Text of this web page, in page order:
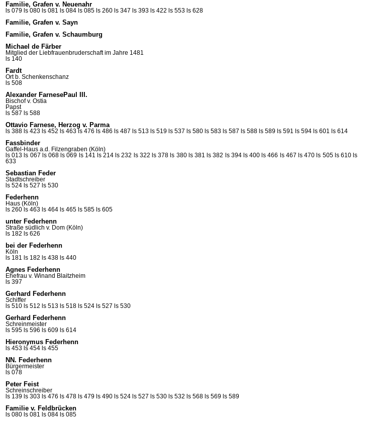
Familie, Grafen v. Neuenahr
ls 079 ls 080 ls 081 ls 084 ls 085 ls 260 ls 347 ls 393 ls 422 ls 553 ls 628
Familie, Grafen v. Sayn
Familie, Grafen v. Schaumburg
Michael de Färber
Mitglied der Liebfrauenbruderschaft im Jahre 1481
ls 140
Fardt
Ort b. Schenkenschanz
ls 508
Alexander FarnesePaul III.
Bischof v. Ostia
Papst
ls 587 ls 588
Ottavio Farnese, Herzog v. Parma
ls 388 ls 423 ls 452 ls 463 ls 476 ls 486 ls 487 ls 513 ls 519 ls 537 ls 580 ls 583 ls 587 ls 588 ls 589 ls 591 ls 594 ls 601 ls 614
Fassbinder
Gaffel-Haus a.d. Filzengraben (Köln)
ls 013 ls 067 ls 068 ls 069 ls 141 ls 214 ls 232 ls 322 ls 378 ls 380 ls 381 ls 382 ls 394 ls 400 ls 466 ls 467 ls 470 ls 505 ls 610 ls
633
Sebastian Feder
Stadtschreiber
ls 524 ls 527 ls 530
Federhenn
Haus (Köln)
ls 260 ls 463 ls 464 ls 465 ls 585 ls 605
unter Federhenn
Straße südlich v. Dom (Köln)
ls 182 ls 626
bei der Federhenn
Köln
ls 181 ls 182 ls 438 ls 440
Agnes Federhenn
Ehefrau v. Winand Blaitzheim
ls 397
Gerhard Federhenn
Schiffer
ls 510 ls 512 ls 513 ls 518 ls 524 ls 527 ls 530
Gerhard Federhenn
Schreinmeister
ls 595 ls 596 ls 609 ls 614
Hieronymus Federhenn
ls 453 ls 454 ls 455
NN. Federhenn
Bürgermeister
ls 078
Peter Feist
Schreinschreiber
ls 139 ls 303 ls 476 ls 478 ls 479 ls 490 ls 524 ls 527 ls 530 ls 532 ls 568 ls 569 ls 589
Familie v. Feldbrücken
ls 080 ls 081 ls 084 ls 085